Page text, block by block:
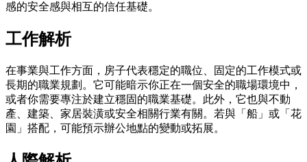
感的安全感與相互的信任基礎。
工作解析
在事業與工作方面，房子代表穩定的職位、固定的工作模式或
長期的職業規劃。它可能暗示你正在一個安全的職場環境中，
或者你需要專注於建立穩固的職業基礎。此外，它也與不動
產、建築、家居裝潢或安全相關行業有關。若與「船」或「花
園」搭配，可能預示辦公地點的變動或拓展。